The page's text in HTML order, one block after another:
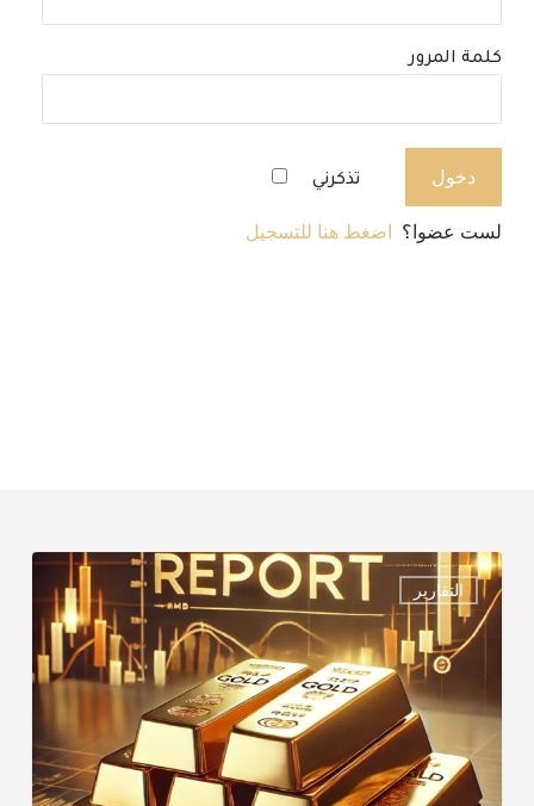
كلمة المرور
تذكرني
لست عضوا؟ اضغط هنا للتسجيل
التقارير
الذهب
–
ليوم
الأثنــــــــــين
MONDAY
REPORT